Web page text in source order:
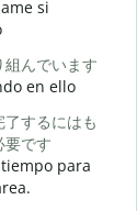
si
んでいます
en ello
するにはも
要です
para